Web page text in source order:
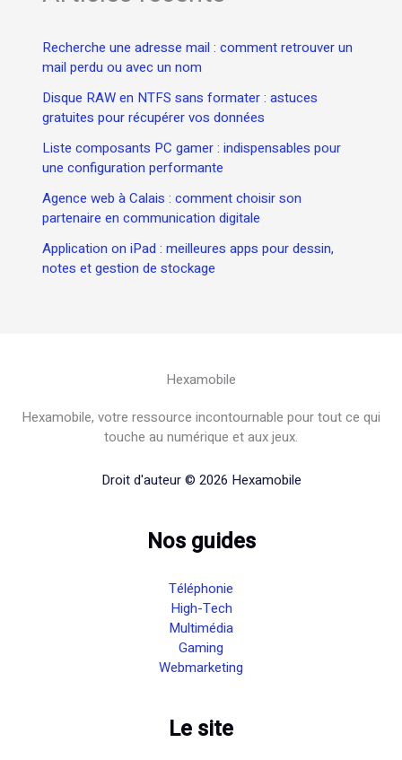
Recherche une adresse mail : comment retrouver un
mail perdu ou avec un nom
Disque RAW en NTFS sans formater : astuces
gratuites pour récupérer vos données
Liste composants PC gamer : indispensables pour
une configuration performante
Agence web à Calais : comment choisir son
partenaire en communication digitale
Application on iPad : meilleures apps pour dessin,
notes et gestion de stockage
Hexamobile
Hexamobile, votre ressource incontournable pour tout ce qui
touche au numérique et aux jeux.
Droit d'auteur © 2026 Hexamobile
Nos guides
Téléphonie
High-Tech
Multimédia
Gaming
Webmarketing
Le site